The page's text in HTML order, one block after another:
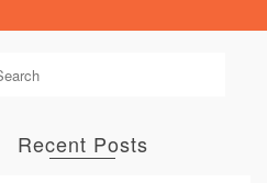
Recent Posts